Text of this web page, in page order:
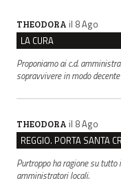
THEODORA il 8 Ago
LA CURA
Proponiamo ai c.d.
sopravvivere in modo
THEODORA il 8 Ago
Purtroppo ha ragione su
amministratori locali.